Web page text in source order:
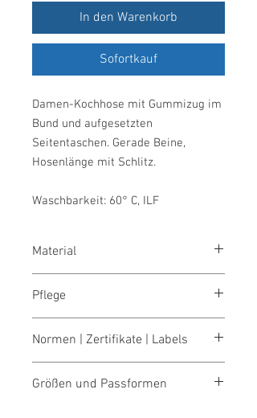
In den Warenkorb
Sofortkauf
Damen-Kochhose mit Gummizug im
Bund und aufgesetzten
Seitentaschen. Gerade Beine,
Hosenlänge mit Schlitz.
Waschbarkeit: 60° C, ILF
Material
g/m²
Pflege
bleichen nicht erlaubt
trocknen 1 Pkt. (niedrige Temp.)
bügeln 2 Pkt. (mittlere Temp.)
Normen | Zertifikate | Labels
Made in Austria/Europe
Größen und Passformen